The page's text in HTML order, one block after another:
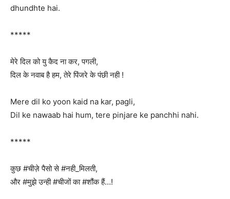
dhundhte hai.
*****
मेरे दिल को यु कैद ना कर, पगली,
दिल के नवाब है हम, तेरे पिंजरे के पंछी नही !
Mere dil ko yoon kaid na kar, pagli,
Dil ke nawaab hai hum, tere pinjare ke panchhi nahi.
*****
कुछ #चीज़े पैसो से #नही_मिलती,
और #मुझे उन्ही #चीजों का #शौंक हैं…!